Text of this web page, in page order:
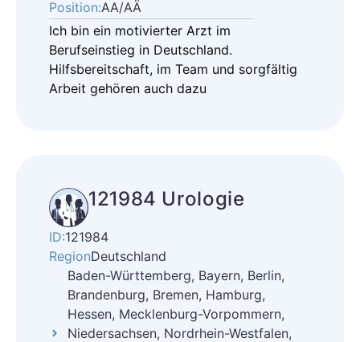
Position:AA/AÄ
Ich bin ein motivierter Arzt im
Berufseinstieg in Deutschland.
Hilfsbereitschaft, im Team und sorgfältig
Arbeit gehören auch dazu
121984 Urologie
ID:121984
RegionDeutschland
Baden-Württemberg, Bayern, Berlin,
Brandenburg, Bremen, Hamburg,
Hessen, Mecklenburg-Vorpommern,
Niedersachsen, Nordrhein-Westfalen,